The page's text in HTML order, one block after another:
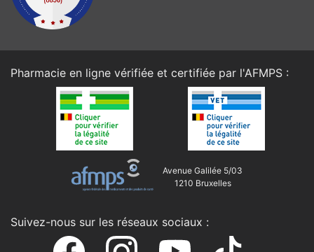
Pharmacie en ligne vérifiée et certifiée par l'AFMPS :
Avenue Galilée 5/03
1210 Bruxelles
Suivez-nous sur les réseaux sociaux :